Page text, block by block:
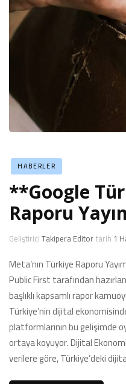
HABERLER
**Google
Raporu
GeliştiriciTakipera Editortarih 1
Meta’nın Türkiye Raporu
Public First tarafından
başlıklı kapsamlı rapor
Türkiye’nin dijital
platformlarının bu gelişimde
ortaya koyuyor. Dijital
verilere göre, Türkiye’deki